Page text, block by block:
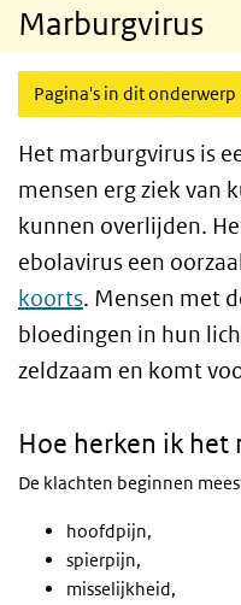
Marburgvirus
Pagina's in dit onderwerp
Het marburgvirus is
mensen erg ziek van
kunnen overlijden.
ebolavirus een
koorts. Mensen met
bloedingen in hun
zeldzaam en komt
Hoe herken ik het
De klachten beginnen
hoofdpijn,
spierpijn,
misselijkheid,